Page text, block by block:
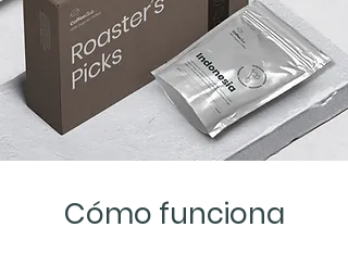
Cómo funciona